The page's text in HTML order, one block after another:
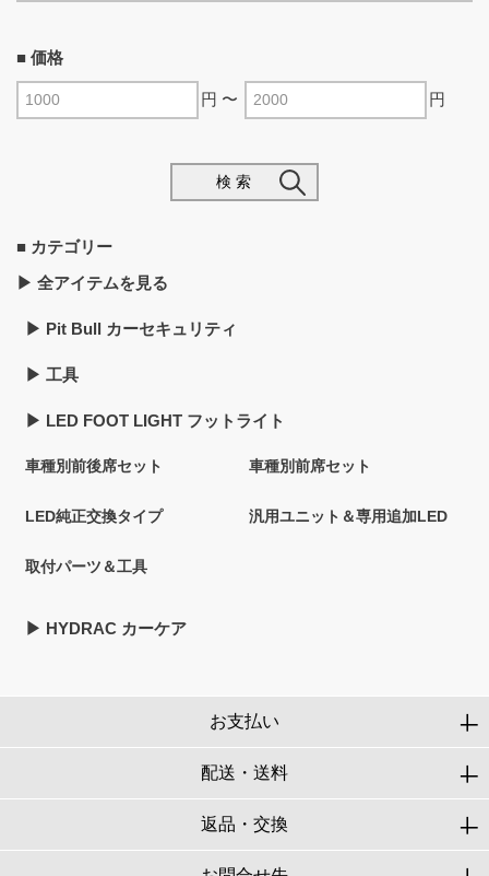
■ 価格
円 〜 円
検 索
■ カテゴリー
▶︎ 全アイテムを見る
▶︎ Pit Bull カーセキュリティ
▶︎ 工具
▶︎ LED FOOT LIGHT フットライト
車種別前後席セット 車種別前席セット
LED純正交換タイプ 汎用ユニット＆専用追加LED
取付パーツ＆工具
▶︎ HYDRAC カーケア
お支払い
配送・送料
返品・交換